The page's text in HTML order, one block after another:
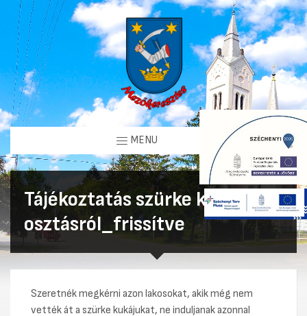
MENU
Tájékoztatás szürke kuka pót
osztásról_frissítve
Szeretnék megkérni azon lakosokat, akik még nem
vették át a szürke kukájukat, ne induljanak azonnal